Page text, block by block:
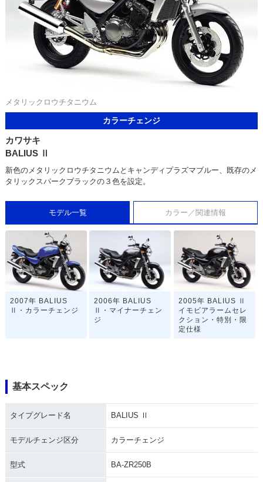
メタリックロウチタニウム
カラーチェンジ
カワサキ
BALIUS Ⅱ
新色のメタリックロウチタニウムとキャンディプラズマブルー、既存のメ
タリックスパークブラックの３色を設定。
モデル一覧 カラー／関連情報
2007年 BALIUS
Ⅱ・カラーチェンジ
2006年 BALIUS
Ⅱ・マイナーチェン
ジ
2005年 BALIUS Ⅱ
イモビアラームセレ
クション・特別・限
定仕様
2005年 BALIUS
2004年 BALIUS
基本スペック
タイプグレード名 BALIUS Ⅱ
モデルチェンジ区分 カラーチェンジ
型式 BA-ZR250B